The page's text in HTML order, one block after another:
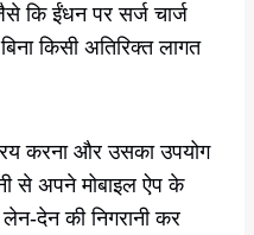
कि ईंधन पर सर्ज चार्ज
किसी अतिरिक्त लागत
करना और उसका उपयोग
से अपने मोबाइल ऐप के
देन की निगरानी कर